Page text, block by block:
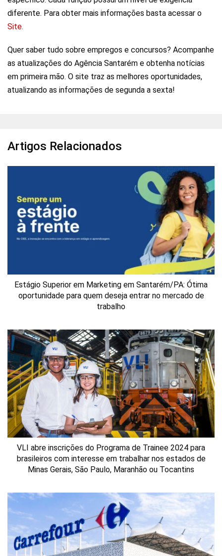
diferente. Para obter mais informações basta acessar o
Site.
Quer saber tudo sobre empregos e concursos? Acompanhe
as atualizações do Agência Santarém e obtenha notícias
em primeira mão. O site traz as melhores oportunidades,
atualizando as informações de segunda a sexta!
Artigos Relacionados
Estágio Superior em Marketing em Santarém/PA: Ótima
oportunidade para quem deseja entrar no mercado de
trabalho
VLI abre inscrições do Programa de Trainee 2024 para
brasileiros com interesse em trabalhar nos estados de
Minas Gerais, São Paulo, Maranhão ou Tocantins